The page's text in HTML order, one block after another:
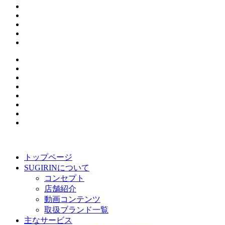
トップページ
SUGIRINについて
コンセプト
店舗紹介
動画コンテンツ
取扱ブランド一覧
主なサービス